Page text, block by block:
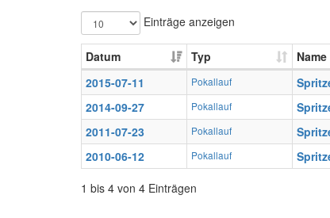
Einträge anzeigen
Datum Typ Name
2015-07-11
Pokallauf
2014-09-27
Pokallauf
2011-07-23
Pokallauf
2010-06-12
Pokallauf
1 bis 4 von 4 Einträgen